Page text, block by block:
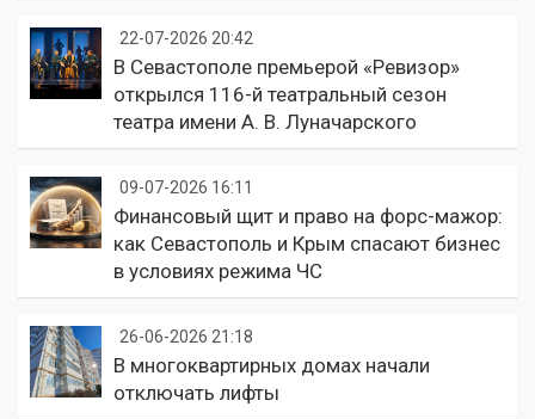
22-07-2026 20:42
В Севастополе премьерой «Ревизор»
открылся 116-й театральный сезон
театра имени А. В. Луначарского
09-07-2026 16:11
Финансовый щит и право на форс-мажор:
как Севастополь и Крым спасают бизнес
в условиях режима ЧС
26-06-2026 21:18
В многоквартирных домах начали
отключать лифты